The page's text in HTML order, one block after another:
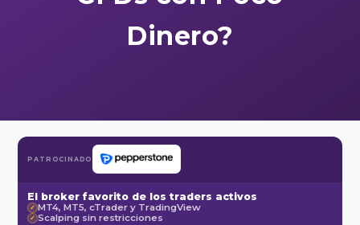
Dinero?
PATROCINADO
El broker favorito de los traders activos
✓ MT4, MT5, cTrader y TradingView
✓ Scalping sin restricciones